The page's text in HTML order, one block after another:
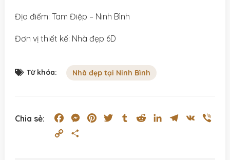
Địa điểm: Tam Điệp – Ninh Bình
Đơn vị thiết kế: Nhà đẹp 6D
Từ khóa: Nhà đẹp tại Ninh Bình
Chia sẻ: FacebookMessenger
PinterestTwitterTumblrRedditLinkedInTelegram
VK
Copy